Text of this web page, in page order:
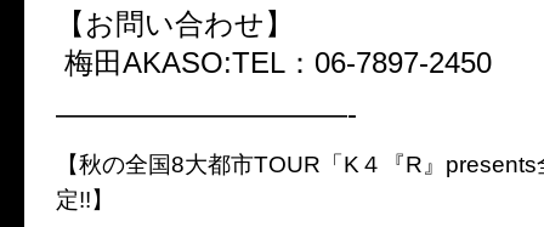
【お問い合わせ】
梅田AKASO:TEL：06-7897-2450
——————————-
【秋の全国8大都市TOUR「K４『R』
定!!】